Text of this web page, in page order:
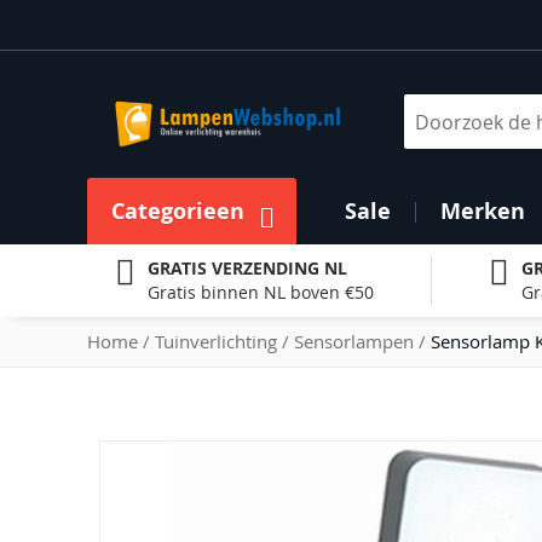
naar
inhoud
Categorieen Sale Merken
GRATIS VERZENDING NL
Gratis binnen NL boven €50
Home Tuinverlichting Sensorlampen Sensorlamp